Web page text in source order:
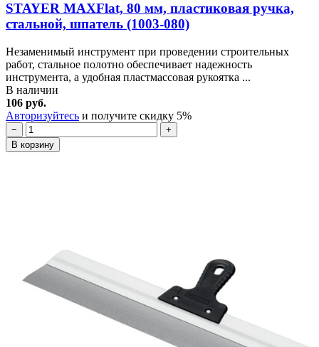
STAYER MAXFlat, 80 мм, пластиковая ручка,
стальной, шпатель (1003-080)
Незаменимый инструмент при проведении строительных
работ, стальное полотно обеспечивает надежность
инструмента, а удобная пластмассовая рукоятка ...
В наличии
106 руб.
Авторизуйтесь и получите скидку 5%
−
+
В корзину